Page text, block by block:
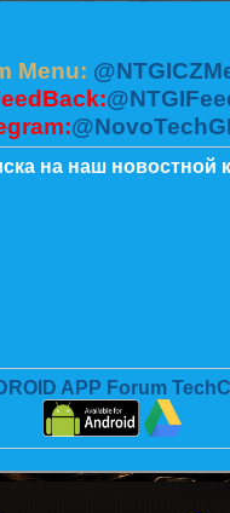
Menu:
на наш новостной
APP Forum